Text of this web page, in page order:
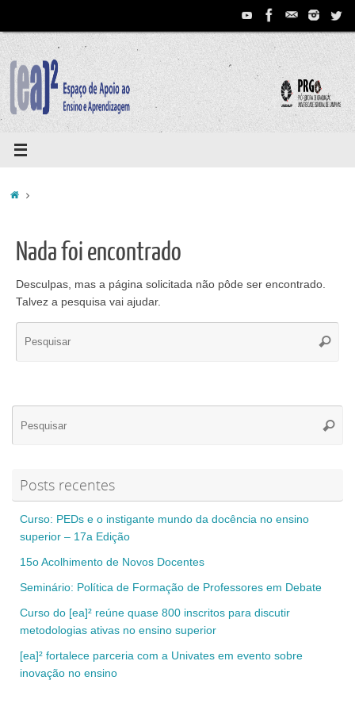
conteúdo
Home
Nada foi encontrado
Desculpas, mas a página solicitada não pôde ser encontrado.
Talvez a pesquisa vai ajudar.
Posts recentes
Curso: PEDs e o instigante mundo da docência no ensino
superior – 17a Edição
15o Acolhimento de Novos Docentes
Seminário: Política de Formação de Professores em Debate
Curso do [ea]² reúne quase 800 inscritos para discutir
metodologias ativas no ensino superior
[ea]² fortalece parceria com a Univates em evento sobre
inovação no ensino